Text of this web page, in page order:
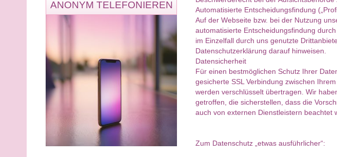
ANONYM TELEFONIEREN
Automatisierte Entscheidungsfindung
Auf der Webseite bzw. bei der Nutzung
automatisierte Entscheidungsfindung
im Einzelfall durch uns genutzte
Datenschutzerklärung darauf hinweisen.
Datensicherheit
Für einen bestmöglichen Schutz Ihrer
gesicherte SSL Verbindung zwischen
werden verschlüsselt übertragen. Wir
getroffen, die sicherstellen, dass die
auch von externen Dienstleistern beachtet
Zum Datenschutz „etwas ausführlicher“: